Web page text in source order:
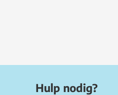
Hulp nodig?